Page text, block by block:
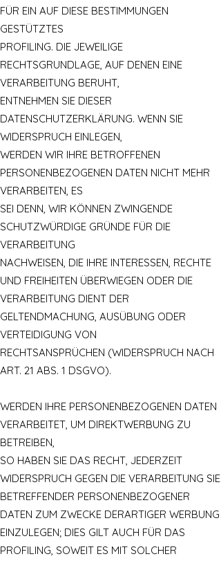
FÜR EIN AUF DIESE BESTIMMUNGEN
GESTÜTZTES
PROFILING. DIE JEWEILIGE
RECHTSGRUNDLAGE, AUF DENEN EINE
VERARBEITUNG BERUHT,
ENTNEHMEN SIE DIESER
DATENSCHUTZERKLÄRUNG. WENN SIE
WIDERSPRUCH EINLEGEN,
WERDEN WIR IHRE BETROFFENEN
PERSONENBEZOGENEN DATEN NICHT MEHR
VERARBEITEN, ES
SEI DENN, WIR KÖNNEN ZWINGENDE
SCHUTZWÜRDIGE GRÜNDE FÜR DIE
VERARBEITUNG
NACHWEISEN, DIE IHRE INTERESSEN, RECHTE
UND FREIHEITEN ÜBERWIEGEN ODER DIE
VERARBEITUNG DIENT DER
GELTENDMACHUNG, AUSÜBUNG ODER
VERTEIDIGUNG VON
RECHTSANSPRÜCHEN (WIDERSPRUCH NACH
ART. 21 ABS. 1 DSGVO).
WERDEN IHRE PERSONENBEZOGENEN DATEN
VERARBEITET, UM DIREKTWERBUNG ZU
BETREIBEN,
SO HABEN SIE DAS RECHT, JEDERZEIT
WIDERSPRUCH GEGEN DIE VERARBEITUNG SIE
BETREFFENDER PERSONENBEZOGENER
DATEN ZUM ZWECKE DERARTIGER WERBUNG
EINZULEGEN; DIES GILT AUCH FÜR DAS
PROFILING, SOWEIT ES MIT SOLCHER